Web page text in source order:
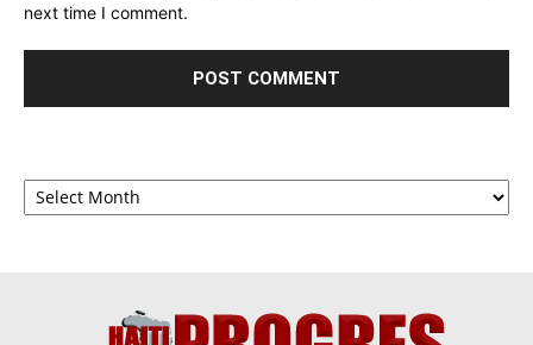
next time I comment.
Archives